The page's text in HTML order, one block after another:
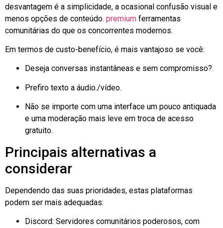
desvantagem é a simplicidade, a ocasional confusão visual e
menos opções de conteúdo. premium ferramentas
comunitárias do que os concorrentes modernos.
Em termos de custo-benefício, é mais vantajoso se você:
Deseja conversas instantâneas e sem compromisso?.
Prefiro texto a áudio./vídeo.
Não se importe com uma interface um pouco antiquada
e uma moderação mais leve em troca de acesso
gratuito.
Principais alternativas a
considerar
Dependendo das suas prioridades, estas plataformas
podem ser mais adequadas:
Discord: Servidores comunitários poderosos, com